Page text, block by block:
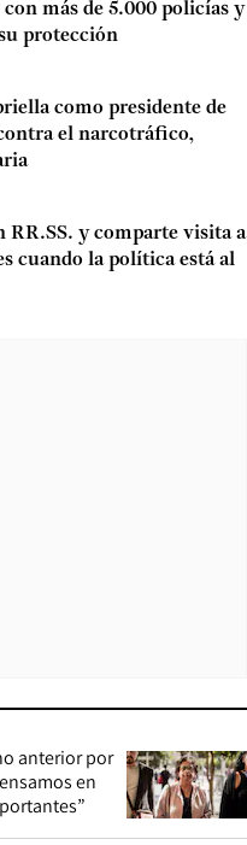
más de 5.000 policías y
protección
como presidente de
el narcotráfico,
RR.SS. y comparte visita a
cuando la política está al
anterior por
en